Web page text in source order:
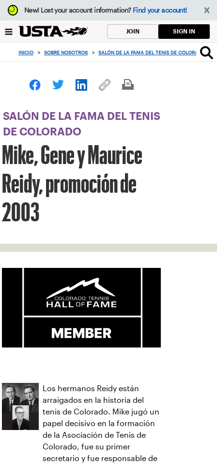
Enfoque
desde
botón
volver
principio
New!Lost your account information? Find your account!
JOIN SIGN IN
INICIO > SOBRE NOSOTROS > SALÓN DE LA FAMA DEL TENIS DE COLORADO >
SALÓN DE LA FAMA DEL TENIS
DE COLORADO
Mike, Gene y Maurice
Reidy, promoción de
2003
Los hermanos Reidy están
arraigados en la historia del
tenis de Colorado. Mike jugó un
papel decisivo en la formación
de la Asociación de Tenis de
Colorado, fue su primer
secretario y fue responsable de